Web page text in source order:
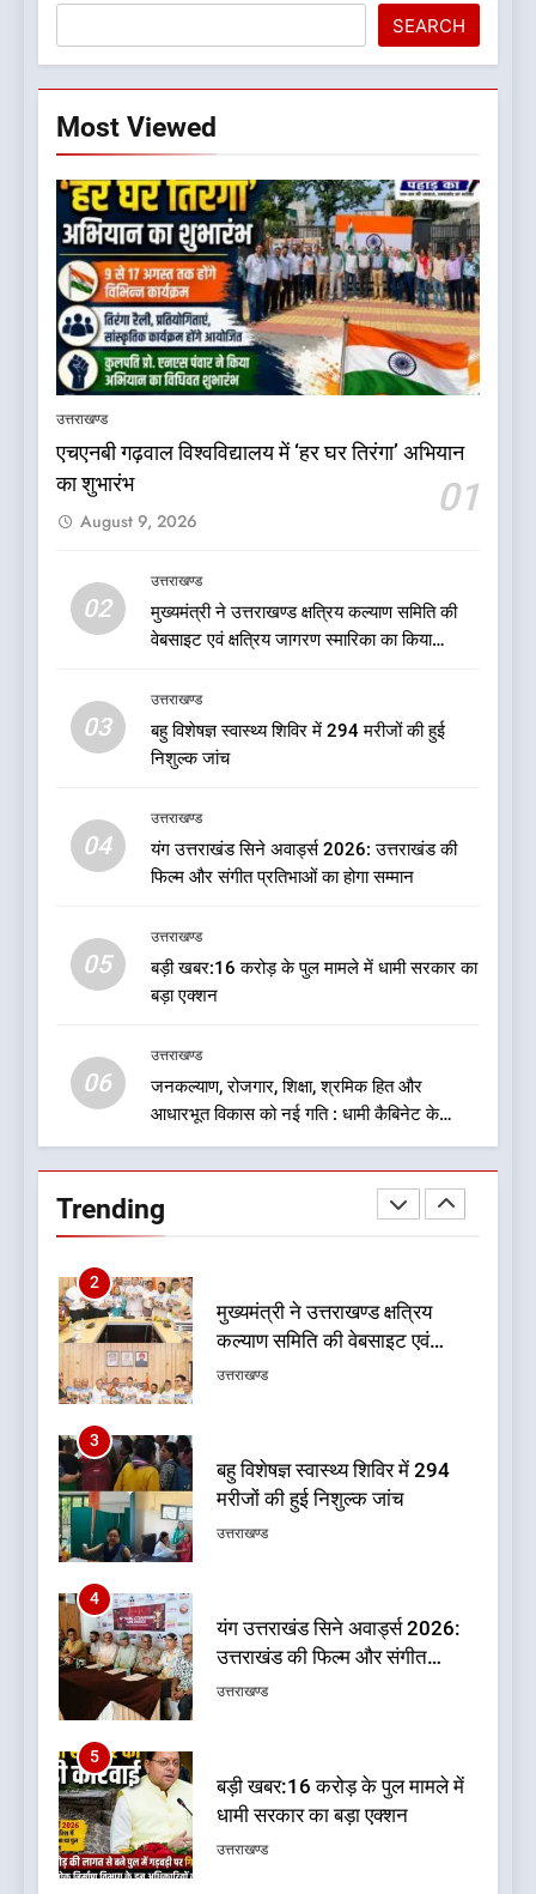
SEARCH
Most Viewed
उत्तराखण्ड
एचएनबी गढ़वाल विश्वविद्यालय में ‘हर घर तिरंगा’ अभियान
का शुभारंभ
01
August 9, 2026
02
उत्तराखण्ड
मुख्यमंत्री ने उत्तराखण्ड क्षत्रिय कल्याण समिति की
वेबसाइट एवं क्षत्रिय जागरण स्मारिका का किया
03
उत्तराखण्ड
बहु विशेषज्ञ स्वास्थ्य शिविर में 294 मरीजों की हुई
निशुल्क जांच
04
उत्तराखण्ड
यंग उत्तराखंड सिने अवार्ड्स 2026: उत्तराखंड की
फिल्म और संगीत प्रतिभाओं का होगा सम्मान
05
उत्तराखण्ड
बड़ी खबर:16 करोड़ के पुल मामले में धामी सरकार का
बड़ा एक्शन
06
उत्तराखण्ड
जनकल्याण, रोजगार, शिक्षा, श्रमिक हित और
आधारभूत विकास को नई गति : धामी कैबिनेट के
ऐतिहासिक फैसले
Trending
5
बड़ी खबर:16 करोड़ के पुल मामले में
धामी सरकार का बड़ा एक्शन
6
फैसले
अध्यक्ष? राजनीति के गलियारों में
सुगबुगाहट तेज
उत्तराखण्ड
दुखद खबर:उत्तराखंड में मौत की खाई
में समाया पूरा परिवार, पांच की दर्दनाक
1
एचएनबी गढ़वाल विश्वविद्यालय में ‘हर
कल्याण समिति की वेबसाइट एवं
क्षत्रिय जागरण स्मारिका का किया
3
बहु विशेषज्ञ स्वास्थ्य शिविर में 294
मरीजों की हुई निशुल्क जांच
उत्तराखण्ड
4
यंग उत्तराखंड सिने अवार्ड्स 2026:
उत्तराखंड की फिल्म और संगीत
प्रतिभाओं का होगा सम्मान
उत्तराखण्ड
5
बड़ी खबर:16 करोड़ के पुल मामले में
धामी सरकार का बड़ा एक्शन
उत्तराखण्ड
6
जनकल्याण, रोजगार, शिक्षा, श्रमिक
हित और आधारभूत विकास को नई
गति : धामी कैबिनेट के ऐतिहासिक
उत्तराखण्ड